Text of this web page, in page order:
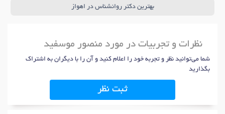
بهترین دکتر روانشناس در اهواز
نظرات و تجربیات در مورد منصور موسفید
شما می‌توانید نظر و تجربه خود را اعلام کنید و آن را با دیگران به اشتراک
بگذارید
ثبت نظر